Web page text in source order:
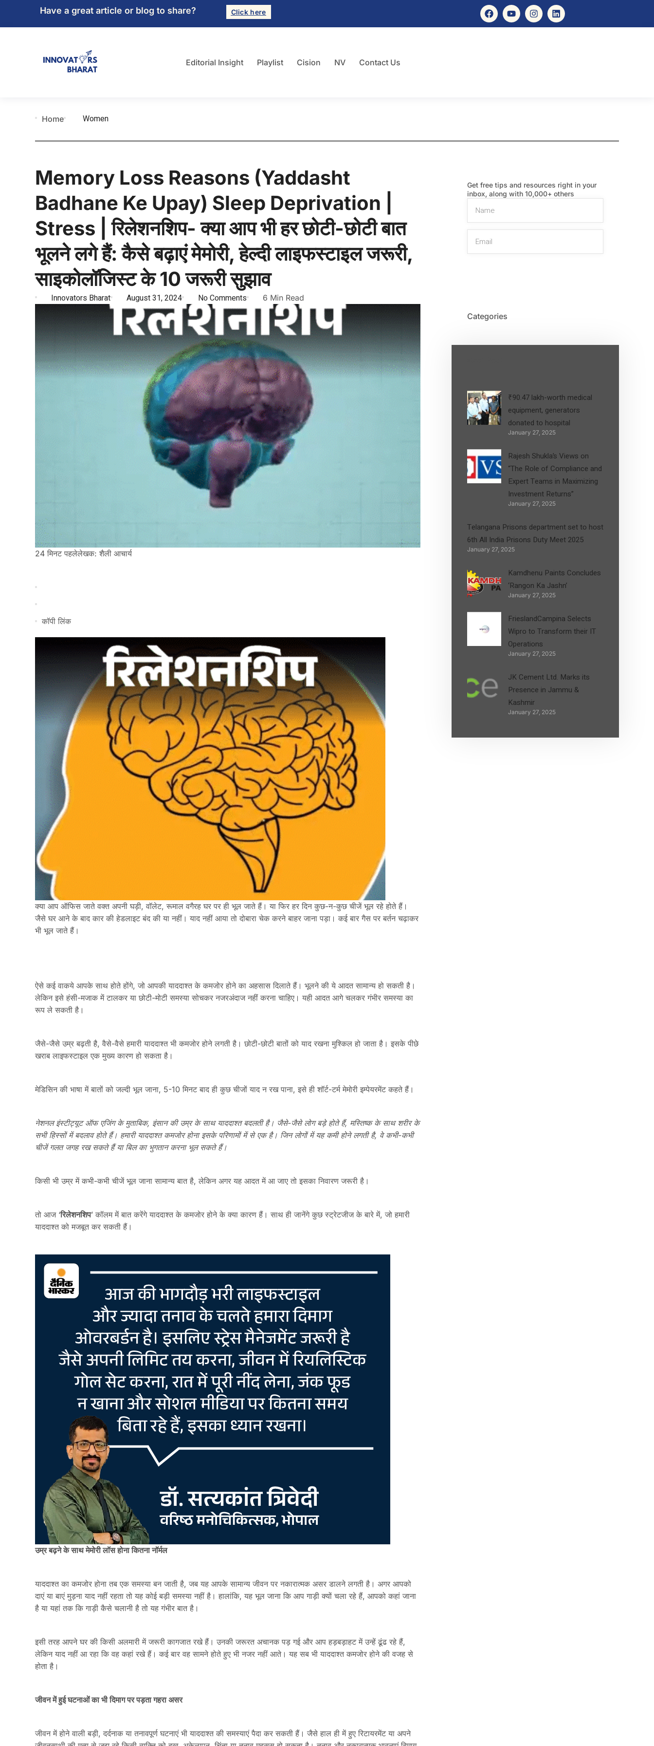
Have a great article or blog to share? Click here
Editorial Insight Playlist Cision NV Contact Us
Home Women
Memory Loss Reasons (Yaddasht
Badhane Ke Upay) Sleep Deprivation |
Stress | रिलेशनशिप- क्या आप भी हर छोटी-छोटी बात
भूलने लगे हैं: कैसे बढ़ाएं मेमोरी, हेल्दी लाइफस्टाइल जरूरी,
साइकोलॉजिस्ट के 10 जरूरी सुझाव
Innovators Bharat August 31, 2024 No Comments 6 Min Read
24 मिनट पहलेलेखक: शैली आचार्य
कॉपी लिंक
क्या आप ऑफिस जाते वक्त अपनी घड़ी, वॉलेट, रूमाल वगैरह घर पर ही भूल जाते हैं। या फिर हर दिन कुछ-न-कुछ चीजें भूल रहे होते हैं।
जैसे घर आने के बाद कार की हेडलाइट बंद की या नहीं। याद नहीं आया तो दोबारा चेक करने बाहर जाना पड़ा। कई बार गैस पर बर्तन चढ़ाकर
भी भूल जाते हैं।
ऐसे कई वाकये आपके साथ होते होंगे, जो आपकी याददाश्त के कमजोर होने का अहसास दिलाते हैं। भूलने की ये आदत सामान्य हो सकती है।
लेकिन इसे हंसी-मजाक में टालकर या छोटी-मोटी समस्या सोचकर नजरअंदाज नहीं करना चाहिए। यही आदत आगे चलकर गंभीर समस्या का
रूप ले सकती है।
जैसे-जैसे उम्र बढ़ती है, वैसे-वैसे हमारी याददाश्त भी कमजोर होने लगती है। छोटी-छोटी बातों को याद रखना मुश्किल हो जाता है। इसके पीछे
खराब लाइफस्टाइल एक मुख्य कारण हो सकता है।
मेडिसिन की भाषा में बातों को जल्दी भूल जाना, 5-10 मिनट बाद ही कुछ चीजों याद न रख पाना, इसे ही शॉर्ट-टर्म मेमोरी इम्पेयरमेंट कहते हैं।
नेशनल इंस्टीट्यूट ऑफ एजिंग के मुताबिक, इंसान की उम्र के साथ याददाश्त बदलती है। जैसे-जैसे लोग बड़े होते हैं, मस्तिष्क के साथ शरीर के
सभी हिस्सों में बदलाव होते हैं। हमारी याददाश्त कमजोर होना इसके परिणामों में से एक है। जिन लोगों में यह कमी होने लगती है, वे कभी-कभी
चीजें गलत जगह रख सकते हैं या बिल का भुगतान करना भूल सकते हैं।
किसी भी उम्र में कभी-कभी चीजें भूल जाना सामान्य बात है, लेकिन अगर यह आदत में आ जाए तो इसका निवारण जरूरी है।
तो आज ‘रिलेशनशिप’ कॉलम में बात करेंगे याददाश्त के कमजोर होने के क्या कारण हैं। साथ ही जानेंगे कुछ स्ट्रेटजीज के बारे में, जो हमारी
याददाश्त को मजबूत कर सकती हैं।
उम्र बढ़ने के साथ मेमोरी लॉस होना कितना नॉर्मल
याददाश्त का कमजोर होना तब एक समस्या बन जाती है, जब यह आपके सामान्य जीवन पर नकारात्मक असर डालने लगती है। अगर आपको
दाएं या बाएं मुड़ना याद नहीं रहता तो यह कोई बड़ी समस्या नहीं है। हालांकि, यह भूल जाना कि आप गाड़ी क्यों चला रहे हैं, आपको कहां जाना
है या यहां तक कि गाड़ी कैसे चलानी है तो यह गंभीर बात है।
इसी तरह आपने घर की किसी अलमारी में जरूरी कागजात रखे हैं। उनकी जरूरत अचानक पड़ गई और आप हड़बड़ाहट में उन्हें ढूंढ रहे हैं,
लेकिन याद नहीं आ रहा कि वह कहां रखे हैं। कई बार वह सामने होते हुए भी नजर नहीं आते। यह सब भी याददाश्त कमजोर होने की वजह से
होता है।
जीवन में हुई घटनाओं का भी दिमाग पर पड़ता गहरा असर
जीवन में होने वाली बड़ी, दर्दनाक या तनावपूर्ण घटनाएं भी याददाश्त की समस्याएं पैदा कर सकती हैं। जैसे हाल ही में हुए रिटायरमेंट या अपने
Get free tips and resources right in your
inbox, along with 10,000+ others
Categories
₹90.47 lakh-worth medical
equipment, generators
donated to hospital
January 27, 2025
Rajesh Shukla’s Views on
“The Role of Compliance and
Expert Teams in Maximizing
Investment Returns”
January 27, 2025
Telangana Prisons department set to host
6th All India Prisons Duty Meet 2025
January 27, 2025
Kamdhenu Paints Concludes
‘Rangon Ka Jashn’
January 27, 2025
FrieslandCampina Selects
Wipro to Transform their IT
Operations
January 27, 2025
JK Cement Ltd. Marks its
Presence in Jammu &
Kashmir
January 27, 2025